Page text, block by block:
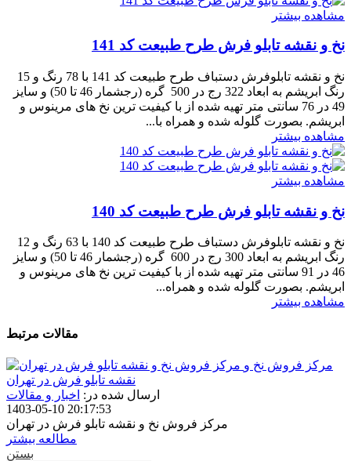
مشاهده بیشتر
نخ و نقشه تابلو فرش طرح طبیعت کد 141
نخ و نقشه تابلوفرش دستباف طرح طبیعت کد 141 با 78 رنگ و 15
رنگ ابریشم به ابعاد 322 رج در 500 گره (رجشمار 46 تا 50) و سایز
49 در 76 سانتی متر تهیه شده از با کیفیت ترین نخ های مرینوس و
ابریشم. بصورت گلوله شده و همراه با...
مشاهده بیشتر
مشاهده بیشتر
نخ و نقشه تابلو فرش طرح طبیعت کد 140
نخ و نقشه تابلوفرش دستباف طرح طبیعت کد 140 با 63 رنگ و 12
رنگ ابریشم به ابعاد 300 رج در 600 گره (رجشمار 46 تا 50) و سایز
46 در 91 سانتی متر تهیه شده از با کیفیت ترین نخ های مرینوس و
ابریشم. بصورت گلوله شده و همراه...
مشاهده بیشتر
مقالات مرتبط
مرکز فروش نخ و
نقشه تابلو فرش در تهران
ارسال شده در: اخبار و مقالات
1403-05-10 20:17:53
مرکز فروش نخ و نقشه تابلو فرش در تهران
مطالعه بیشتر
بستن